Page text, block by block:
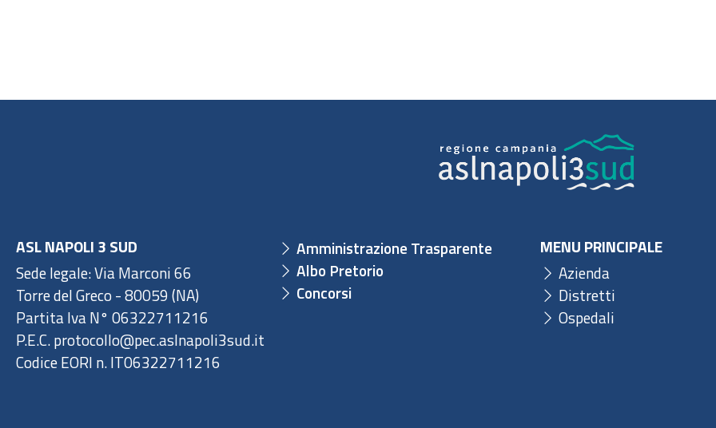
ASL NAPOLI 3 SUD
Sede legale: Via Marconi 66
Torre del Greco - 80059 (NA)
Partita Iva N° 06322711216
P.E.C. protocollo@pec.aslnapoli3sud.it
Codice EORI n. IT06322711216
Amministrazione Trasparente
Albo Pretorio
Concorsi
MENU PRINCIPALE
Azienda
Distretti
Ospedali